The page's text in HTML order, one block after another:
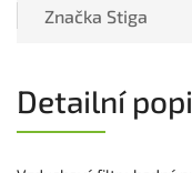
Značka Stiga
Detailní